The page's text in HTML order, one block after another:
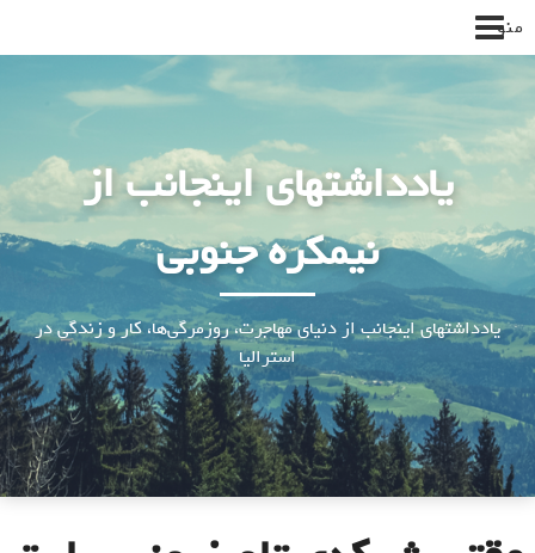
پرش
به
محتوا
منو
یادداشتهای اینجانب از
نیمکره جنوبی
یادداشتهای اینجانب از دنیای مهاجرت، روزمرگی‌ها، کار و زندگی در
استرالیا